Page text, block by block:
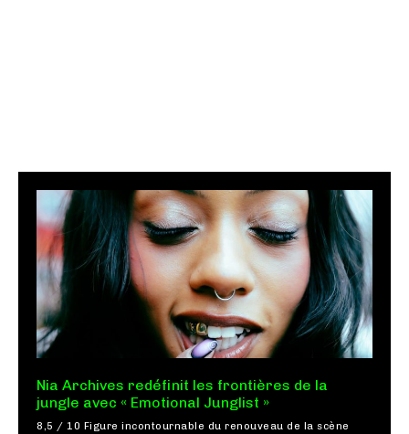
Nia Archives redéfinit les frontières de la
jungle avec « Emotional Junglist »
8,5 / 10 Figure incontournable du renouveau de la scène